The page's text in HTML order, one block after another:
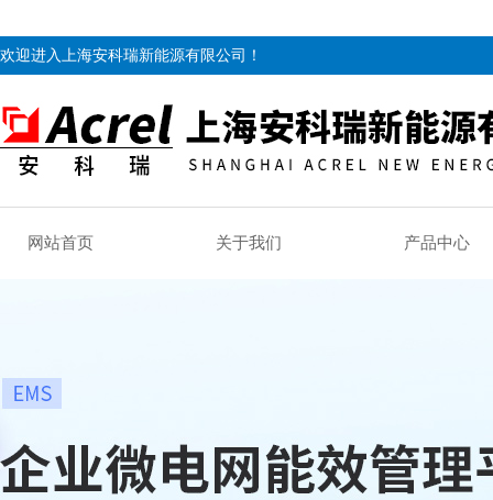
欢迎进入上海安科瑞新能源有限公司！
网站首页 关于我们 产品中心